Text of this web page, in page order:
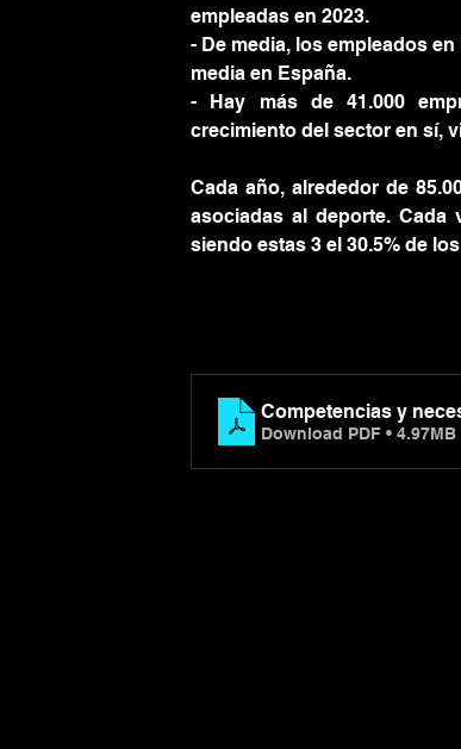
empleadas en 2023.
- De media, los empleados
media en España.
- Hay más de 41.000
crecimiento del sector en sí,
Cada año, alrededor de
asociadas al deporte. Cada
siendo estas 3 el 30.5% de
Competencias y
Download PDF • 4.97MB